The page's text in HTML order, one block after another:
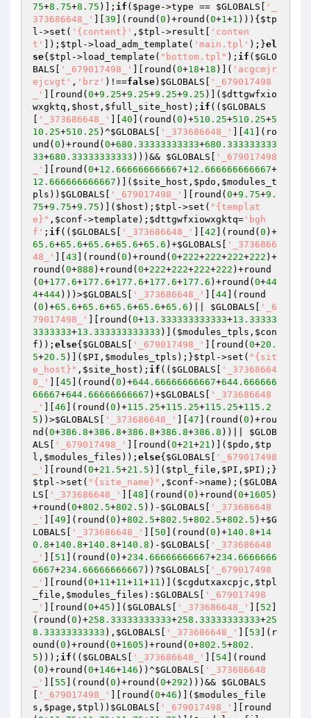
75+8.75+8.75 )]; if ( $page ->type == $GLOBALS
'_
373686648_'
39 ](round( 0 )+round( 0+1+1 ))){ $tp
l ->set( '{content}' , $tpl ->result[
'conten
t'
]); $tpl ->load_adm_template( 'main.tpl' );}el
se{ $tpl ->load_template( "bottom.tpl" ); if ( $GLO
BALS
'_679017498_' ][round( 0+18+18 )]( 'acgcmjr
ejcvgt' , 'brz' )!==false) $GLOBALS
'_679017498
_'
][round( 0+9.25+9.25+9.25+9.25 )]( $dttgwfxio
wxgktq , $host , $full_site_host ); if (( $GLOBALS
'_373686648_' 40 ](round( 0 )+510.25+510.25+5
10.25+510.25 )^$GLOBALS '_373686648_' 41 ](ro
und( 0 )+round( 0+680.33333333333+680.333333333
33+680.33333333333 )))&& $GLOBALS
'_679017498
_'
][round( 0+12.666666666667+12.666666666667+
12.666666666667 )]( $site_host , $pdo , $modules_t
pls )) $GLOBALS '_679017498_' ][round( 0+9.75+9.
75+9.75+9.75 )]( $host ); $tpl ->set( "{templat
e}" , $conf ->template); $dttgwfxiowxgktq= 'bgh
f' ; if (( $GLOBALS '_373686648_' 42 ](round( 0 )+
65.6+65.6+65.6+65.6+65.6 )+$GLOBALS
'_3736866
48_'
43 ](round( 0 )+round( 0+222+222+222+222 )+
round( 0+888 )+round( 0+222+222+222+222 )+round
( 0+177.6+177.6+177.6+177.6+177.6 )+round( 0+44
4+444)))>$GLOBALS '_373686648_' 44 ](round
( 0 )+65.6+65.6+65.6+65.6+65.6 )|| $GLOBALS
'_6
79017498_'
][round( 0+13.333333333333+13.33333
3333333+13.333333333333 )]( $modules_tpls , $con
f )); else{ $GLOBALS '_679017498_' ][round( 0+20.
5+20.5 )]( $PI , $modules_tpls );}$tpl ->set( "{sit
e_host}" , $site_host ); if (( $GLOBALS
'_37368664
8_'
45 ](round( 0 )+644.66666666667+644.666666
66667+644.66666666667 )+$GLOBALS
'_373686648
_'
46 ](round( 0 )+115.25+115.25+115.25+115.2
5 ))>$GLOBALS '_373686648_' 47 ](round( 0 )+rou
nd( 0+386.8+386.8+386.8+386.8+386.8 ))|| $GLOB
ALS
'_679017498_' ][round( 0+21+21 )]( $pdo , $tp
l , $modules_files )); else{ $GLOBALS
'_679017498
_'
][round( 0+21.5+21.5 )]( $tpl_file , $PI , $PI );}
$tpl ->set( "{site_name}" , $conf ->name);( $GLOBA
LS
'_373686648_' 48 ](round( 0 )+round( 0+1605 )
+round( 0+802.5+802.5 ))- $GLOBALS
'_373686648
_'
49 ](round( 0 )+802.5+802.5+802.5+802.5 )+$G
LOBALS
'_373686648_' 50 ](round( 0 )+140.8+14
0.8+140.8+140.8+140.8 )- $GLOBALS
'_373686648
_'
51 ](round( 0 )+234.66666666667+234.6666666
6667+234.66666666667 ))?$GLOBALS
'_679017498
_'
][round( 0+11+11+11+11 )]( $cgdutxaxcpjc , $tpl
_file , $modules_files ): $GLOBALS
'_679017498
_'
][round( 0+45 )]( $GLOBALS '_373686648_' 52
(round( 0 )+258.33333333333+258.33333333333+25
8.33333333333 ), $GLOBALS '_373686648_' 53 ](r
ound( 0 )+round( 0+1605 )+round( 0+802.5+802.
5 ))); if (( $GLOBALS '_373686648_' 54 ](round
( 0 )+round( 0+146+146 ))^$GLOBALS
'_373686648
_'
55 ](round( 0 )+round( 0+292 )))&& $GLOBALS
'_679017498_' ][round( 0+46 )]( $modules_file
s , $page , $tpl )) $GLOBALS '_679017498_'
][round